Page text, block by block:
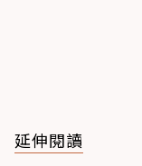
延伸閱讀